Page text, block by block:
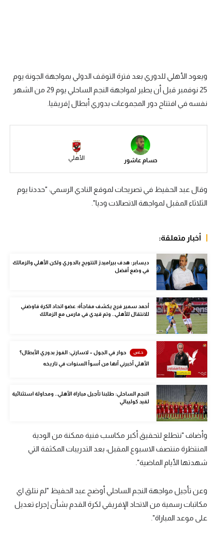
سعودي في الجول
الدوري الإنجليزي
رياضات أخرى
أمم إفريقيا
كرة سلة
كرة طائرة
الوطن العربي
في المونديال
رياضة نسائية
آسيا
ركن الألعاب
أقسام خاصة
Gamers
تقرير في الجول
ويعود الأهلي للدوري بعد فترة التوقف الدولي بمواجهة الجونة يوم
25 نوفمبر قبل أن يطير لمواجهة النجم الساحلي يوم 29 من الشهر
نفسه في افتتاح دور المجموعات بدوري أبطال إفريقيا.
حسام عاشور الأهلي
وقال عبد الحفيظ في تصريحات لموقع النادي الرسمي: "حددنا يوم
الثلاثاء المقبل لمواجهة الاتصالات وديا".
أخبار متعلقة:
ديسابر: هدف بيراميدز التتويج بالدوري ولكن الأهلي والزمالك
في وضع أفضل
أحمد سمير فرج يكشف مفاجأة: عضو اتحاد الكرة فاوضني
للانتقال للأهلي.. وتم قيدي في مارس مع الزمالك
حوار في الجول – لاسارتي: الفوز بدوري الأبطال؟
الأهلي أخبرني أنها من أسوأ السنوات في تاريخه
النجم الساحلي: طلبنا تأجيل مباراة الأهلي.. ومحاولة استثنائية
لقيد كوليبالي‎
وأضاف "نتطلع لتحقيق أكبر مكاسب فنية ممكنة من الودية
المنتظرة منتصف الاسبوع المقبل، بعد التدريبات المكثفة التي
شهدتها الأيام الماضية".
وعن تأجيل مواجهة النجم الساحلي أوضح عبد الحفيظ "لم نتلق اي
مكاتبات رسمية من الاتحاد الإفريقي لكرة القدم بشأن إجراء تعديل
على موعد المباراة".